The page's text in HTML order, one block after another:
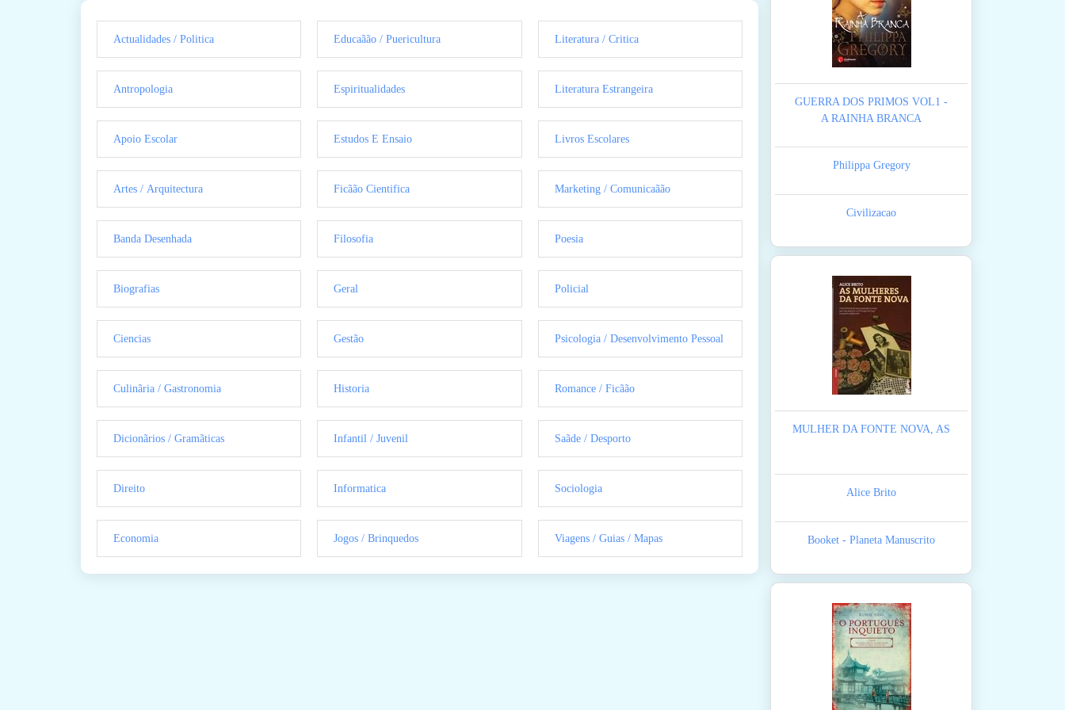
Actualidades / Politica
Antropologia
Apoio Escolar
Artes / Arquitectura
Banda Desenhada
Biografias
Ciencias
Culinãria / Gastronomia
Dicionãrios / Gramãticas
Direito
Economia
Educaãão / Puericultura
Espiritualidades
Estudos E Ensaio
Ficãão Cientifica
Filosofia
Geral
Gestão
Historia
Infantil / Juvenil
Informatica
Jogos / Brinquedos
Literatura / Critica
Literatura Estrangeira
Livros Escolares
Marketing / Comunicaãão
Poesia
Policial
Psicologia / Desenvolvimento Pessoal
Romance / Ficãão
Saãde / Desporto
Sociologia
Viagens / Guias / Mapas
GUERRA DOS PRIMOS VOL1 -
A RAINHA BRANCA
Philippa Gregory
Civilizacao
MULHER DA FONTE NOVA, AS
Alice Brito
Booket - Planeta Manuscrito